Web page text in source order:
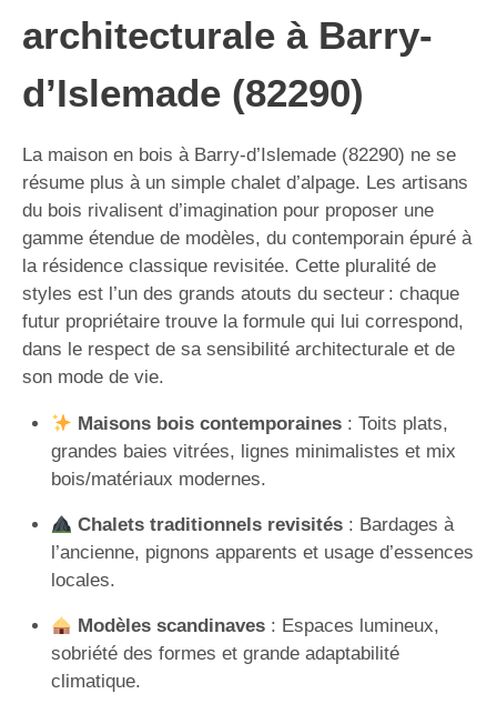
architecturale à Barry-
d’Islemade (82290)
La maison en bois à Barry-d’Islemade (82290) ne se
résume plus à un simple chalet d’alpage. Les artisans
du bois rivalisent d’imagination pour proposer une
gamme étendue de modèles, du contemporain épuré à
la résidence classique revisitée. Cette pluralité de
styles est l’un des grands atouts du secteur : chaque
futur propriétaire trouve la formule qui lui correspond,
dans le respect de sa sensibilité architecturale et de
son mode de vie.
Maisons bois contemporaines: Toits plats,
grandes baies vitrées, lignes minimalistes et mix
bois/matériaux modernes.
Chalets traditionnels revisités: Bardages à
l’ancienne, pignons apparents et usage d’essences
locales.
Modèles scandinaves: Espaces lumineux,
sobriété des formes et grande adaptabilité
climatique.